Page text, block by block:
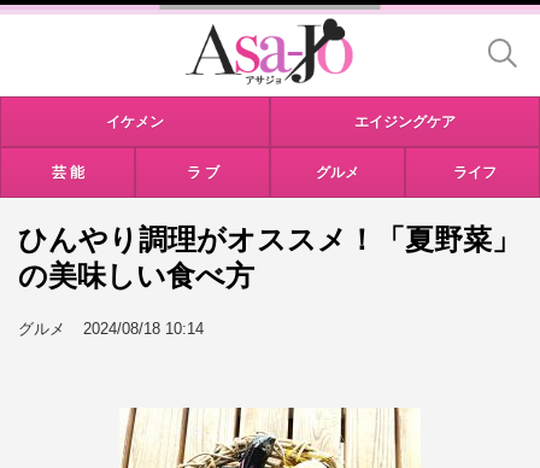
イケメン エイジングケア
芸 能 ラ ブ グルメ ライフ
ひんやり調理がオススメ！「夏野菜」
の美味しい食べ方
グルメ 2024/08/18 10:14